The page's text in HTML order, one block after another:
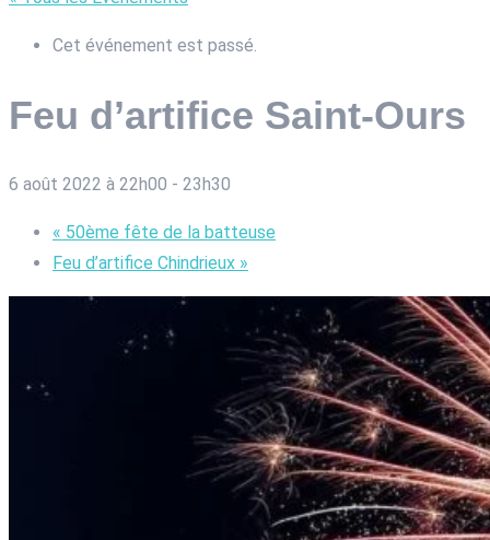
Cet événement est passé.
Feu d’artifice Saint-Ours
6 août 2022 à 22h00 - 23h30
« 50ème fête de la batteuse
Feu d’artifice Chindrieux »